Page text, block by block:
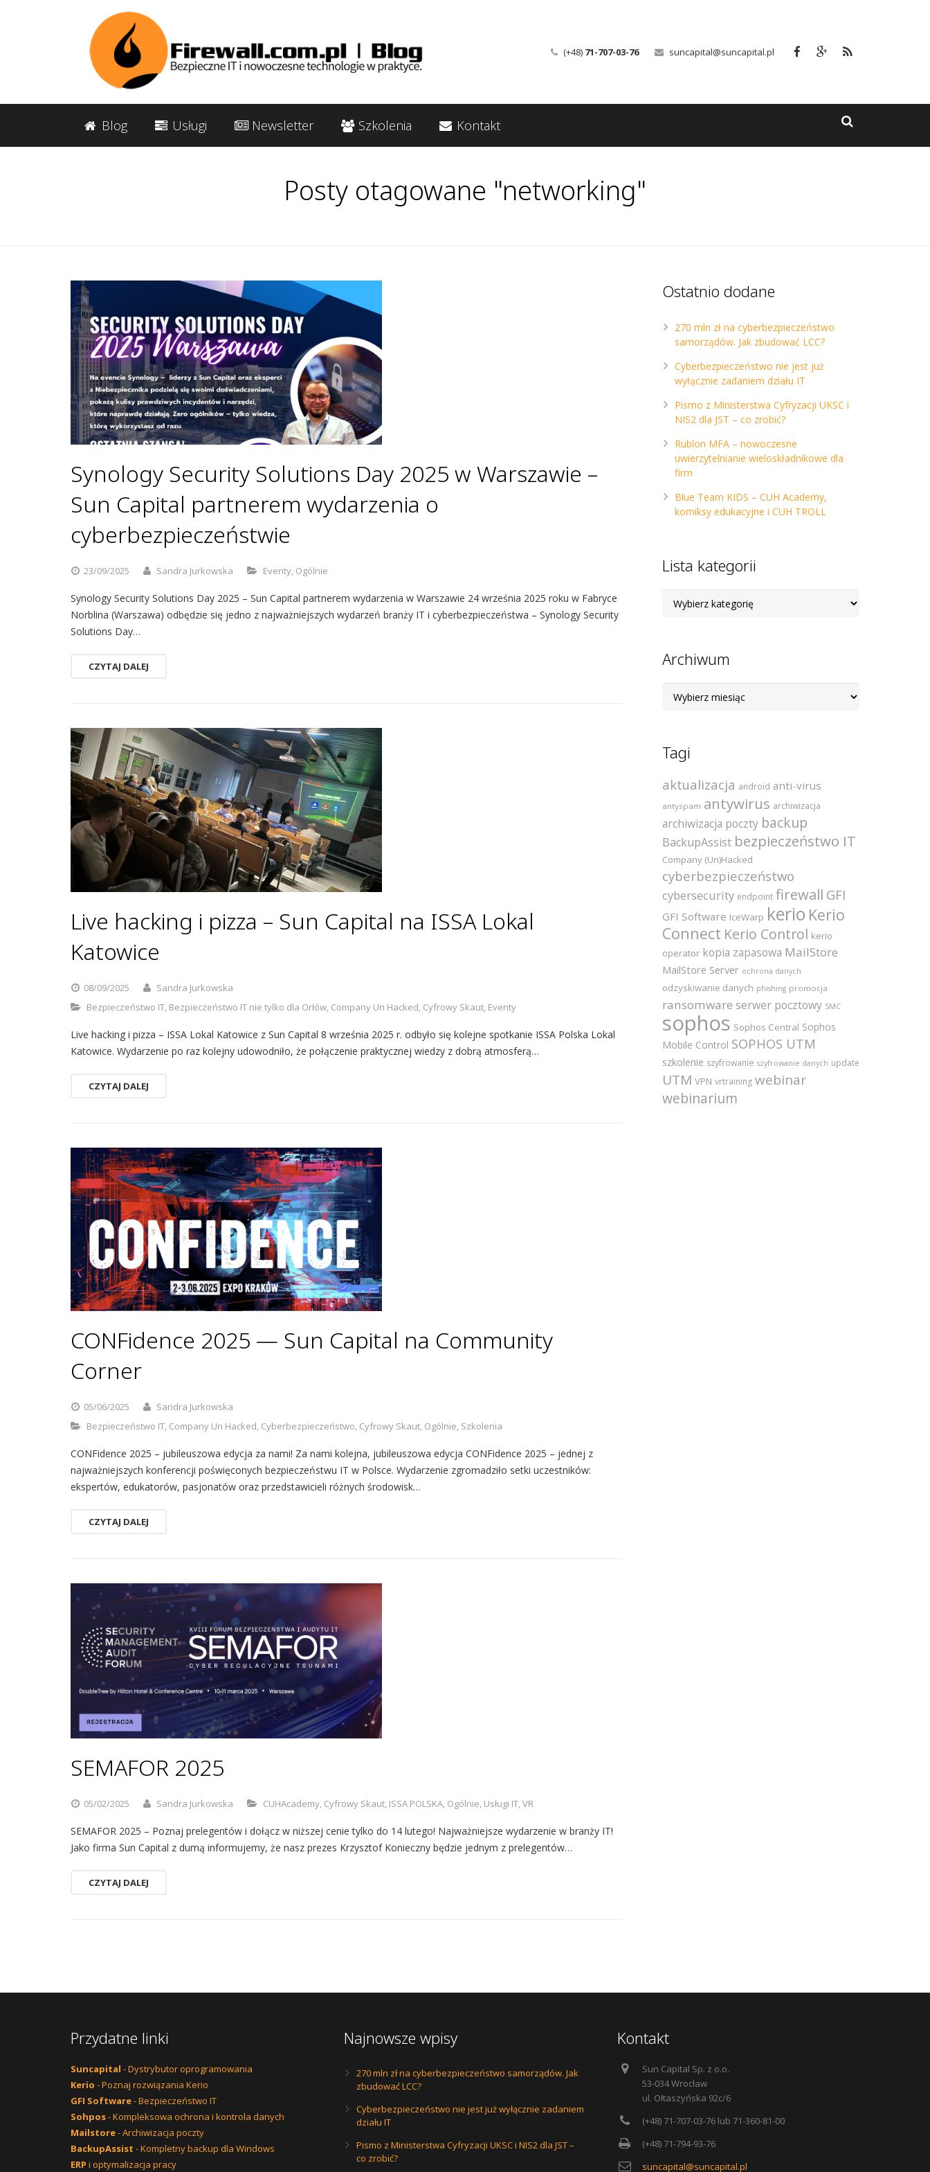
(+48) 71-707-03-76 suncapital@suncapital.pl
Blog Usługi Newsletter Szkolenia Kontakt
Posty otagowane "networking"
Synology Security Solutions Day 2025 w Warszawie –
Sun Capital partnerem wydarzenia o
cyberbezpieczeństwie
23/09/2025 Sandra Jurkowska Eventy, Ogólnie
Synology Security Solutions Day 2025 – Sun Capital partnerem wydarzenia w Warszawie 24 września 2025 roku w Fabryce
Norblina (Warszawa) odbędzie się jedno z najważniejszych wydarzeń branży IT i cyberbezpieczeństwa – Synology Security
Solutions Day…
CZYTAJ DALEJ
Live hacking i pizza – Sun Capital na ISSA Lokal
Katowice
08/09/2025
Sandra Jurkowska
Bezpieczeństwo IT, Bezpieczeństwo IT nie tylko dla Orłów, Company Un Hacked, Cyfrowy Skaut, Eventy
Live hacking i pizza – ISSA Lokal Katowice z Sun Capital 8 września 2025 r. odbyło się kolejne spotkanie ISSA Polska Lokal
Katowice. Wydarzenie po raz kolejny udowodniło, że połączenie praktycznej wiedzy z dobrą atmosferą…
CZYTAJ DALEJ
CONFidence 2025 — Sun Capital na Community
Corner
05/06/2025
Sandra Jurkowska
Bezpieczeństwo IT, Company Un Hacked, Cyberbezpieczeństwo, Cyfrowy Skaut, Ogólnie, Szkolenia
CONFidence 2025 – jubileuszowa edycja za nami! Za nami kolejna, jubileuszowa edycja CONFidence 2025 – jednej z
najważniejszych konferencji poświęconych bezpieczeństwu IT w Polsce. Wydarzenie zgromadziło setki uczestników:
ekspertów, edukatorów, pasjonatów oraz przedstawicieli różnych środowisk…
CZYTAJ DALEJ
SEMAFOR 2025
05/02/2025 Sandra Jurkowska CUHAcademy, Cyfrowy Skaut, ISSA POLSKA, Ogólnie, Usługi IT,VR
SEMAFOR 2025 – Poznaj prelegentów i dołącz w niższej cenie tylko do 14 lutego! Najważniejsze wydarzenie w branży IT!
Jako firma Sun Capital z dumą informujemy, że nasz prezes Krzysztof Konieczny będzie jednym z prelegentów…
CZYTAJ DALEJ
Ostatnio dodane
270 mln zł na cyberbezpieczeństwo
samorządów. Jak zbudować LCC?
Cyberbezpieczeństwo nie jest już
wyłącznie zadaniem działu IT
Pismo z Ministerstwa Cyfryzacji UKSC i
NIS2 dla JST – co zrobić?
Rublon MFA – nowoczesne
uwierzytelnianie wieloskładnikowe dla
firm
Blue Team KIDS – CUH Academy,
komiksy edukacyjne i CUH TROLL
Lista kategorii
kategorii
Archiwum
Archiwum
Tagi
aktualizacja android anti-virus
antyspam antywirus archiwizacja
archiwizacja poczty backup
BackupAssist bezpieczeństwo IT
Company (Un)Hacked
cyberbezpieczeństwo
cybersecurity endpoint firewall GFI
GFI Software IceWarp kerio Kerio
Connect Kerio Control kerio
operator kopia zapasowa MailStore
MailStore Server ochrona danych
odzyskiwanie danych phishing promocja
ransomware serwer pocztowy SMC
sophos Sophos Central Sophos
Mobile Control SOPHOS UTM
szkolenie szyfrowanie szyfrowanie danych update
UTM VPN vrtraining webinar
webinarium
Przydatne linki
Suncapital - Dystrybutor oprogramowania
Kerio - Poznaj rozwiązania Kerio
GFI Software- Bezpieczeństwo IT
Sohpos- Kompleksowa ochrona i kontrola danych
Mailstore- Archiwizacja poczty
BackupAssist - Kompletny backup dla Windows
ERP i optymalizacja pracy
Najnowsze wpisy
270 mln zł na cyberbezpieczeństwo samorządów. Jak
zbudować LCC?
Cyberbezpieczeństwo nie jest już wyłącznie zadaniem
działu IT
Pismo z Ministerstwa Cyfryzacji UKSC i NIS2 dla JST –
co zrobić?
Kontakt
Sun Capital Sp. z o.o.
53-034 Wrocław
ul. Ołtaszyńska 92c/6
(+48) 71-707-03-76 lub 71-360-81-00
(+48) 71-794-93-76
suncapital@suncapital.pl